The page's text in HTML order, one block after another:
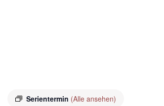
Serientermin (Alle ansehen)